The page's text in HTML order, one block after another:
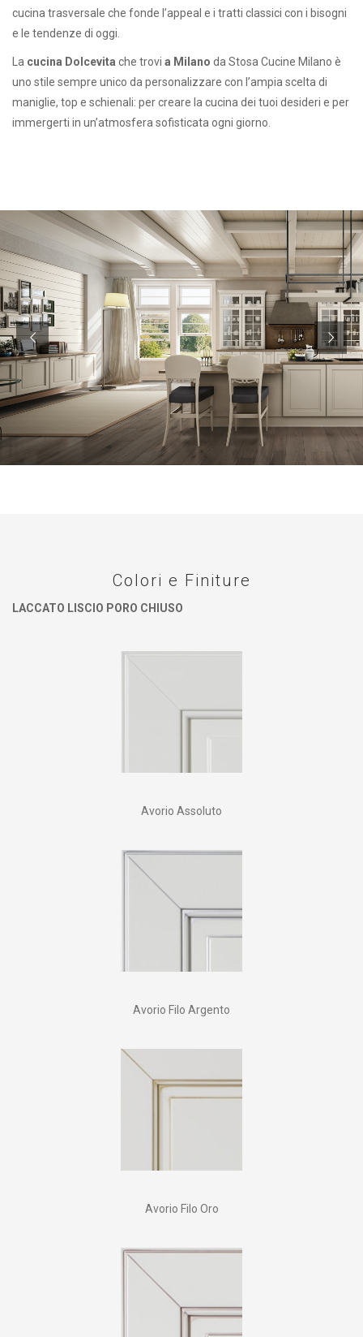
cucina trasversale che fonde l’appeal e i tratti classici con i bisogni
e le tendenze di oggi.
La cucina Dolcevita che trovi a Milano da Stosa Cucine Milano è
uno stile sempre unico da personalizzare con l’ampia scelta di
maniglie, top e schienali: per creare la cucina dei tuoi desideri e per
immergerti in un’atmosfera sofisticata ogni giorno.
Colori e Finiture
LACCATO LISCIO PORO CHIUSO
Avorio Assoluto
Avorio Filo Argento
Avorio Filo Oro